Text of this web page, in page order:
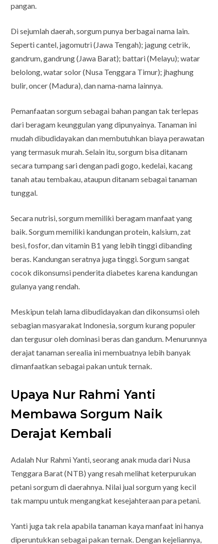
pangan.
Di sejumlah daerah, sorgum punya berbagai nama lain.
Seperti cantel, jagomutri (Jawa Tengah); jagung cetrik,
gandrum, gandrung (Jawa Barat); battari (Melayu); watar
belolong, watar solor (Nusa Tenggara Timur); jhaghung
bulir, oncer (Madura), dan nama-nama lainnya.
Pemanfaatan sorgum sebagai bahan pangan tak terlepas
dari beragam keunggulan yang dipunyainya. Tanaman ini
mudah dibudidayakan dan membutuhkan biaya perawatan
yang termasuk murah. Selain itu, sorgum bisa ditanam
secara tumpang sari dengan padi gogo, kedelai, kacang
tanah atau tembakau, ataupun ditanam sebagai tanaman
tunggal.
Secara nutrisi, sorgum memiliki beragam manfaat yang
baik. Sorgum memiliki kandungan protein, kalsium, zat
besi, fosfor, dan vitamin B1 yang lebih tinggi dibanding
beras. Kandungan seratnya juga tinggi. Sorgum sangat
cocok dikonsumsi penderita diabetes karena kandungan
gulanya yang rendah.
Meskipun telah lama dibudidayakan dan dikonsumsi oleh
sebagian masyarakat Indonesia, sorgum kurang populer
dan tergusur oleh dominasi beras dan gandum. Menurunnya
derajat tanaman serealia ini membuatnya lebih banyak
dimanfaatkan sebagai pakan untuk ternak.
Upaya Nur Rahmi Yanti
Membawa Sorgum Naik
Derajat Kembali
Adalah Nur Rahmi Yanti, seorang anak muda dari Nusa
Tenggara Barat (NTB) yang resah melihat keterpurukan
petani sorgum di daerahnya. Nilai jual sorgum yang kecil
tak mampu untuk mengangkat kesejahteraan para petani.
Yanti juga tak rela apabila tanaman kaya manfaat ini hanya
diperuntukkan sebagai pakan ternak. Dengan kejeliannya,